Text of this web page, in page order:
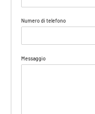
Numero di telefono
Messaggio